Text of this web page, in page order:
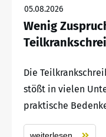
05.08.2026
Wenig
Die
stößt in vielen
praktische